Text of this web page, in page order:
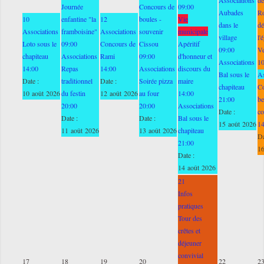
10
Associations
Loto sous le
chapiteau
14:00
Date :
10 août 2026
Journée
enfantine "la
framboisine"
09:00
Associations
Repas
traditionnel
du festin
20:00
Date :
11 août 2026
12
Associations
Concours de
Rami
14:00
Date :
12 août 2026
Concours de
boules -
souvenir
Cissou
09:00
Associations
Soirée pizza
au four
20:00
Date :
13 août 2026
09:00
Vie
municipale
Apéritif
d'honneur et
discours du
maire
14:00
Associations
Bal sous le
chapiteau
21:00
Date :
14 août 2026
Aubades
dans le
village
09:00
Associations
Bal sous le
chapiteau
21:00
Date :
15 août 2026
17 18 19 20
21
Infos
pratiques
Tour des
crêtes et
déjeuner
convivial
22